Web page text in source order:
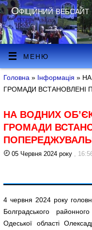
Офіційний
МЕНЮ
Головна » Інформація »
ГРОМАДИ ВСТАНОВЛЕНІ
НА ВОДНИХ
ГРОМАДИ
05 Червня 2024 року ,
4 червня 2024 року
Болградського
Одеської області